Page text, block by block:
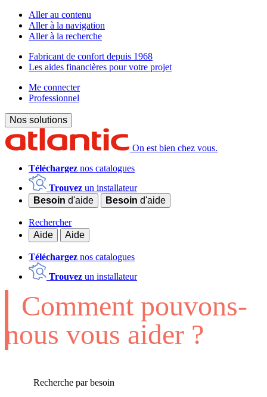
Aller au contenu
Aller à la navigation
Aller à la recherche
Fabricant de confort depuis 1968
Les aides financières pour votre projet
Me connecter
Professionnel
Nos solutions
On est bien chez vous.
Téléchargez nos catalogues
Trouvez un installateur
Besoin d'aide Besoin d'aide
Rechercher
Aide
Aide
Téléchargez nos catalogues
Trouvez un installateur
Comment pouvons-
nous vous aider ?
Recherche par besoin